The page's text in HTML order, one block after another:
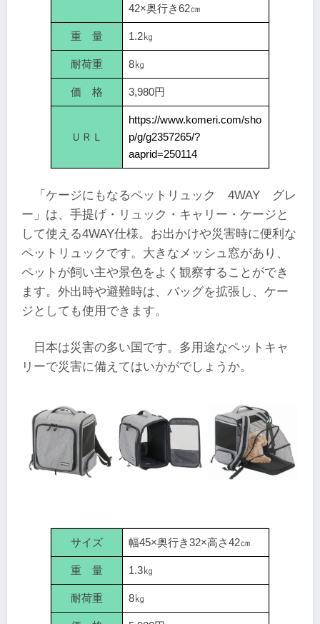
42×奥行き62㎝
重 量 1.2㎏
耐荷重 8㎏
価 格 3,980円
ＵＲＬ
https://www.komeri.com/sho
p/g/g2357265/?
aaprid=250114
「ケージにもなるペットリュック 4WAY グレ
ー」は、手提げ・リュック・キャリー・ケージと
して使える4WAY仕様。お出かけや災害時に便利な
ペットリュックです。大きなメッシュ窓があり、
ペットが飼い主や景色をよく観察することができ
ます。外出時や避難時は、バッグを拡張し、ケー
ジとしても使用できます。
日本は災害の多い国です。多用途なペットキャ
リーで災害に備えてはいかがでしょうか。
サイズ 幅45×奥行き32×高さ42㎝
重 量 1.3㎏
耐荷重 8㎏